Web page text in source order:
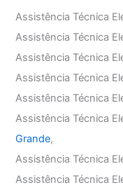
Assistência Técnica
Assistência Técnica
Assistência Técnica
Assistência Técnica
Assistência Técnica
Assistência Técnica
Grande,
Assistência Técnica
Assistência Técnica